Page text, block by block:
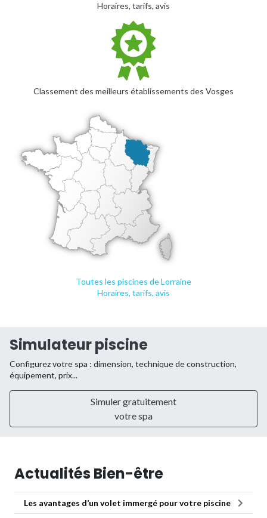
Horaires, tarifs, avis
Classement des meilleurs établissements des Vosges
Toutes les piscines de Lorraine
Horaires, tarifs, avis
Simulateur piscine
Configurez votre spa : dimension, technique de construction,
équipement, prix...
Simuler gratuitement
votre spa
Actualités Bien-être
Les avantages d’un volet immergé pour votre piscine